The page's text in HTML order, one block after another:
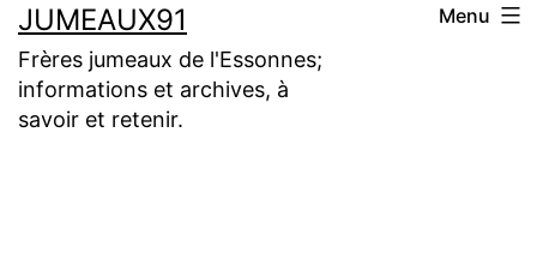
JUMEAUX91
Frères jumeaux de l'Essonnes;
informations et archives, à
savoir et retenir.
Menu